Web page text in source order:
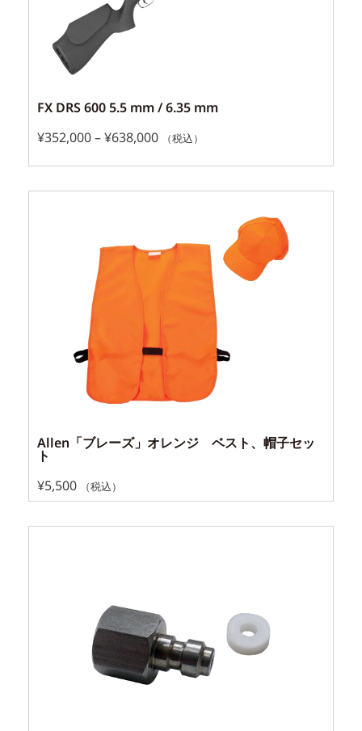
FX DRS 600 5.5 mm / 6.35 mm
¥352,000–¥638,000 （税込）
Allen「ブレーズ」オレンジ ベスト、帽子セッ
ト
¥5,500 （税込）